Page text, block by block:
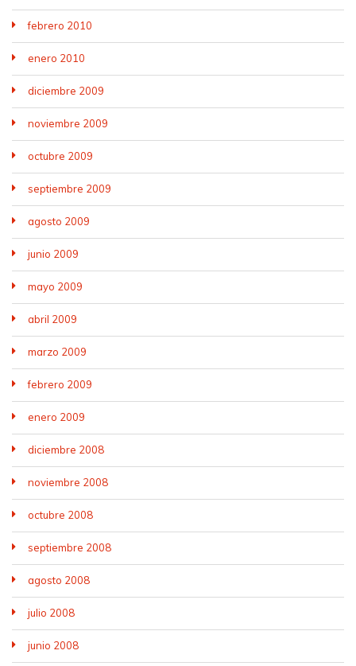
febrero 2010
enero 2010
diciembre 2009
noviembre 2009
octubre 2009
septiembre 2009
agosto 2009
junio 2009
mayo 2009
abril 2009
marzo 2009
febrero 2009
enero 2009
diciembre 2008
noviembre 2008
octubre 2008
septiembre 2008
agosto 2008
julio 2008
junio 2008